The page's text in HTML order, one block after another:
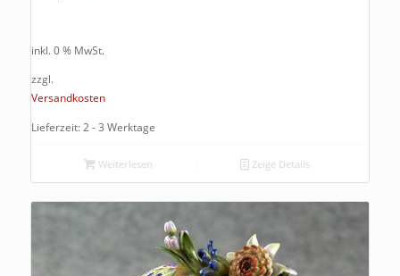
inkl. 0 % MwSt.
zzgl.
Versandkosten
Lieferzeit: 2 - 3 Werktage
Weiterlesen Zeige Details